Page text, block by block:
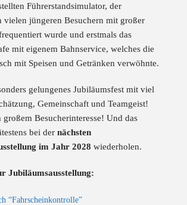
Führerstandsimulator, der
vielen jüngeren Besuchern mit großer
wurde und erstmals das
mit eigenem Bahnservice, welches die
mit Speisen und Getränken verwöhnte.
gelungenes Jubiläumsfest mit viel
Gemeinschaft und Teamgeist!
Besucherinteresse! Und das
bei der nächsten
im Jahr 2028 wiederholen.
Jubiläumsausstellung:
“Fahrscheinkontrolle”